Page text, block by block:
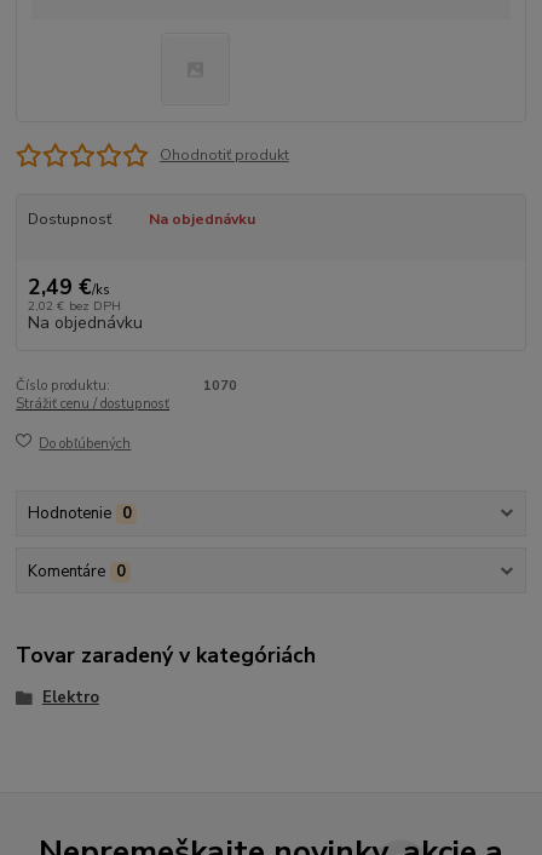
Ohodnotiť produkt
Dostupnosť Na objednávku
2,49 €/ks
2,02 € bez DPH
Na objednávku
Číslo produktu:
1070
Strážiť cenu / dostupnosť
Do obľúbených
Hodnotenie 0
Komentáre 0
Tovar zaradený v kategóriách
Elektro